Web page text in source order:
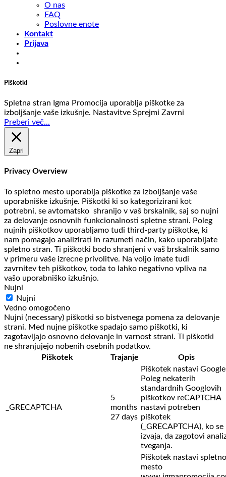
O nas
FAQ
Poslovne enote
Kontakt
Prijava
Piškotki
Spletna stran Igma Promocija uporablja piškotke za
izboljšanje vaše izkušnje. Nastavitve Sprejmi Zavrni
Preberi več...
Zapri
Privacy Overview
To spletno mesto uporablja piškotke za izboljšanje vaše
uporabniške izkušnje. Piškotki ki so kategorizirani kot
potrebni, se avtomatsko shranijo v vaš brskalnik, saj so nujni
za delovanje osnovnih funkcionalnosti spletne strani. Poleg
nujnih piškotkov uporabljamo tudi third-party piškotke, ki
nam pomagajo analizirati in razumeti način, kako uporabljate
spletno stran. Ti piškotki bodo shranjeni v vaš brskalnik samo
v primeru vaše izrecne privolitve. Na voljo imate tudi
zavrnitev teh piškotkov, toda to lahko negativno vpliva na
vašo uporabniško izkušnjo.
Nujni
Nujni
Vedno omogočeno
Nujni (necessary) piškotki so bistvenega pomena za delovanje
strani. Med nujne piškotke spadajo samo piškotki, ki
zagotavljajo osnovno delovanje in varnost strani. Ti piškotki
ne shranjujejo nobenih osebnih podatkov.
Piškotek
Trajanje Opis
_GRECAPTCHA
5
months
27 days
Piškotek nastavi
Poleg nekaterih
standardnih Googlovih
piškotkov reCAPTCHA
nastavi potreben
piškotek
(_GRECAPTCHA), ko se
izvaja, da zagotovi
tveganja.
Piškotek nastavi spletno
mesto